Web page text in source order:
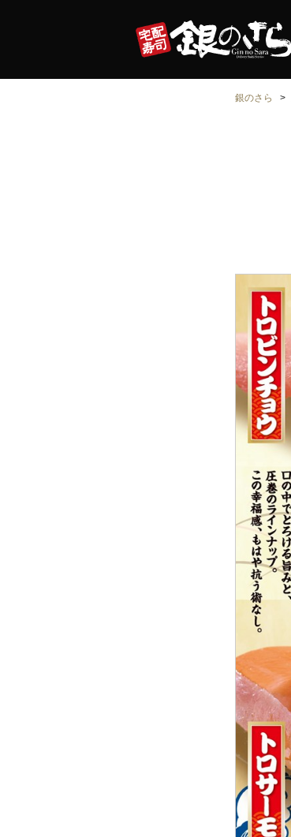
銀のさら